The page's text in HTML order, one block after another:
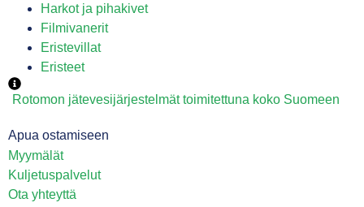
Harkot ja pihakivet
Filmivanerit
Eristevillat
Eristeet
Rotomon jätevesijärjestelmät toimitettuna koko Suomeen
Apua ostamiseen
Myymälät
Kuljetuspalvelut
Ota yhteyttä